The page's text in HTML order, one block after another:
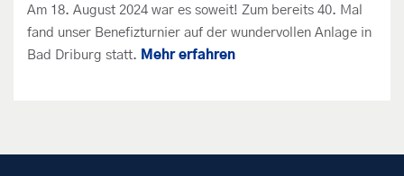
Am 18. August 2024 war es soweit! Zum bereits 40. Mal
fand unser Benefizturnier auf der wundervollen Anlage in
Bad Driburg statt. Mehr erfahren